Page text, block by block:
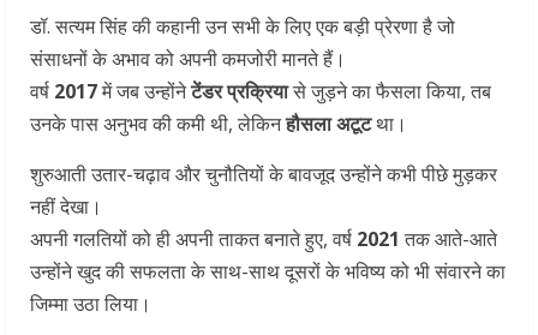
डॉ. सत्यम सिंह की कहानी उन सभी के लिए एक बड़ी प्रेरणा है जो
संसाधनों के अभाव को अपनी कमजोरी मानते हैं।
वर्ष 2017में जब उन्होंनेटेंडर प्रक्रियासे जुड़ने का फैसला किया, तब
उनके पास अनुभव की कमी थी, लेकिनहौसला अटूटथा।
शुरुआती उतार-चढ़ाव और चुनौतियों के बावजूद उन्होंने कभी पीछे मुड़कर
नहीं देखा।
अपनी गलतियों को ही अपनी ताकत बनाते हुए, वर्ष 2021 तक आते-आते
उन्होंने खुद की सफलता के साथ-साथ दूसरों के भविष्य को भी संवारने का
जिम्मा उठा लिया।